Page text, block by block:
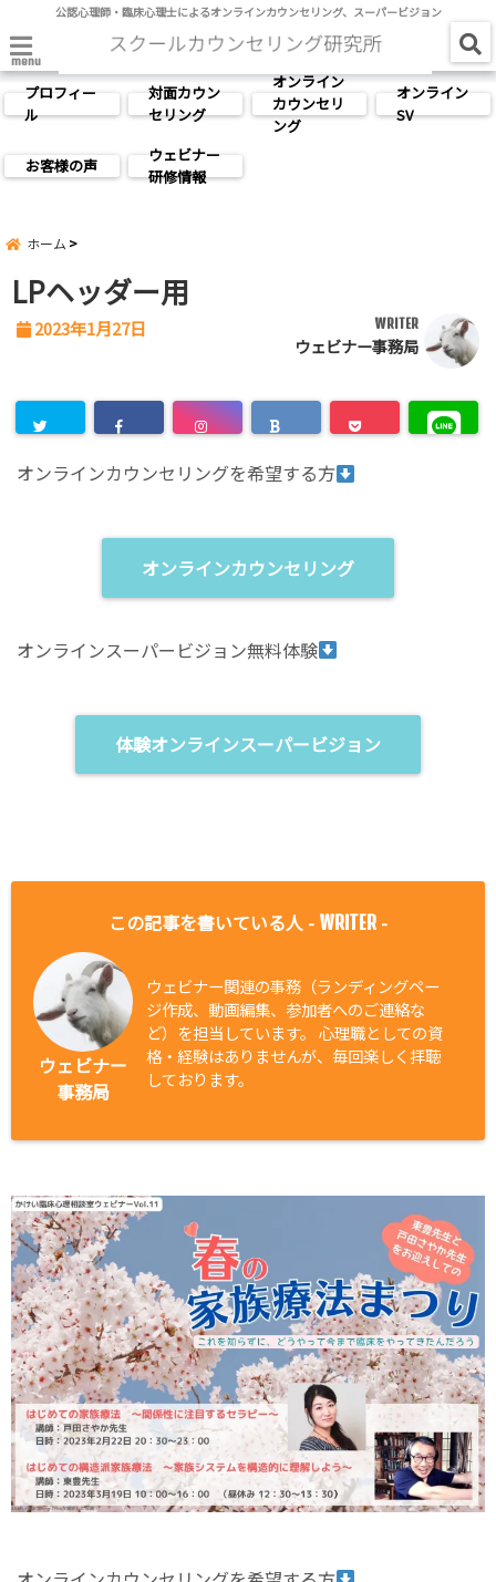
公認心理師・臨床心理士によるオンラインカウンセリング、スーパービジョン
menu
プロフィー
ル
対面カウン
セリング
オンライン
カウンセリ
ング
オンライン
SV
お客様の声
ウェビナー
研修情報
ホーム
LPヘッダー用
2023年1月27日 WRITER
ウェビナー事務局
オンラインカウンセリングを希望する方
オンラインカウンセリング
オンラインスーパービジョン無料体験
体験オンラインスーパービジョン
この記事を書いている人 - WRITER -
ウェビナー
事務局
ウェビナー関連の事務（ランディングペー
ジ作成、動画編集、参加者へのご連絡な
ど）を担当しています。 心理職としての資
格・経験はありませんが、毎回楽しく拝聴
しております。